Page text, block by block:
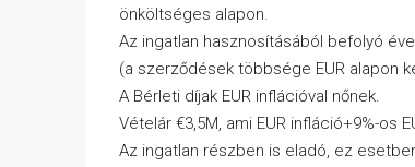
önköltséges alapon.
Az ingatlan hasznosításából befolyó
(a szerződések többsége EUR alapon
A Bérleti díjak EUR inflációval nőnek.
Vételár €3,5M, ami EUR infláció+9%-os
Az ingatlan részben is eladó, ez